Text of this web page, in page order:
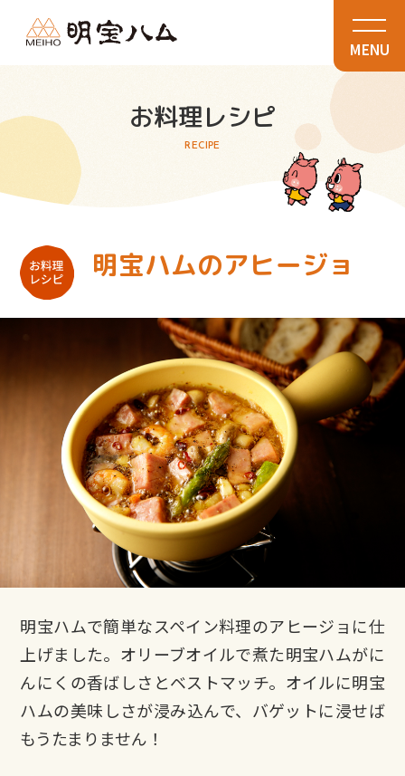
お料理レシピ
RECIPE
明宝ハムのアヒージョ
明宝ハムで簡単なスペイン料理のアヒージョに仕
上げました。オリーブオイルで煮た明宝ハムがに
んにくの香ばしさとベストマッチ。オイルに明宝
ハムの美味しさが浸み込んで、バゲットに浸せば
もうたまりません！
MENU